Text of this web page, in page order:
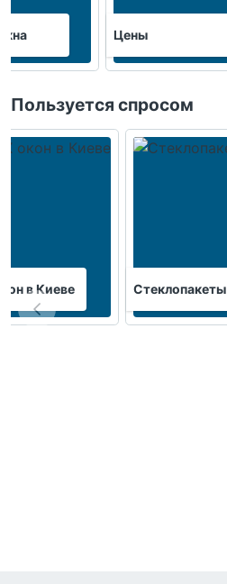
Цены
Пользуется спросом
в Киеве Стеклопакеты